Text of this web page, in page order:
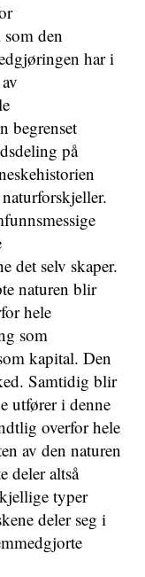
den
har i
begrenset
på
det selv skaper.
naturen blir
hele
som
kapital. Den
Samtidig blir
utfører i denne
overfor hele
av den naturen
deler altså
typer
deler seg i